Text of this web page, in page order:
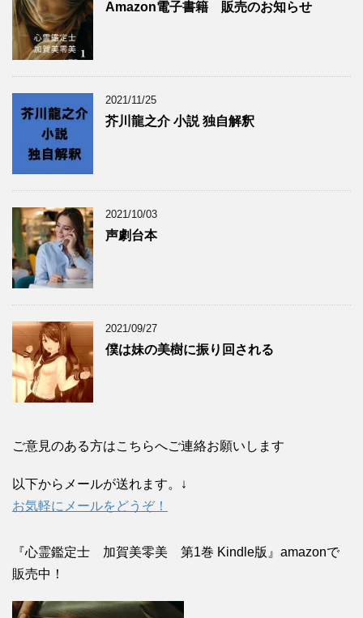
Amazon電子書籍 販売のお知らせ
2021/11/25
芥川龍之介 小説 独自解釈
2021/10/03
声劇台本
2021/09/27
僕は妹の美樹に振り回される
ご意見のある方はこちらへご連絡お願いします
以下からメールが送れます。↓
お気軽にメールをどうぞ！
『心霊鑑定士 加賀美零美 第1巻 Kindle版』amazonで
販売中！